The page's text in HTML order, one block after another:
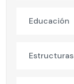
Educación
Estructuras